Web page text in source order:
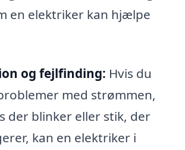
en elektriker kan hjælpe
og fejlfinding: Hvis du
med strømmen,
der blinker eller stik, der
kan en elektriker i